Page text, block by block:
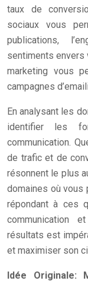
taux de
sociaux vous
publications,
sentiments envers
marketing vous
campagnes
En analysant les
identifier les
communication.
de trafic et de
résonnent le plus
domaines où vous
répondant à ces
communication
résultats est
et maximiser son
Idée Originale: